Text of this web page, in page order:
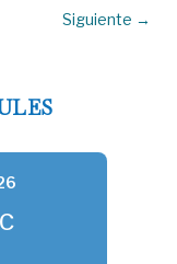
Siguiente →